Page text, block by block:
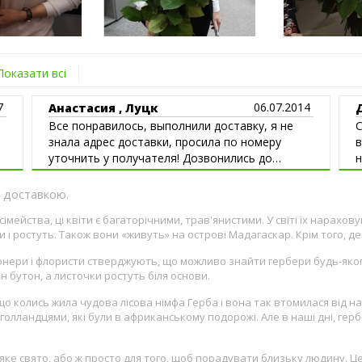
всі
Анастасия , Луцк
06.07.2014
Все понравилось, выполнили доставку, я не
знала адрес доставки, просила по номеру
уточнить у получателя! Дозвонились до
получателя,хот ь это было не просто!
доставкою.
ці квіти є багаторічними, трав'янистими. У світі їх
ростуть. Також вони «живуть» на острові Мадагаскар. Крім того,
і флористи стверджують, що можливо знайти гербери будь-
а листочки ростуть біля основи.
колись жила чудова лісова німфа Герба і вона так втомилася
які були в африканському подорожі. Але в наші дні,
свято, або ж просто для того, щоб порадувати близьку людину. Це